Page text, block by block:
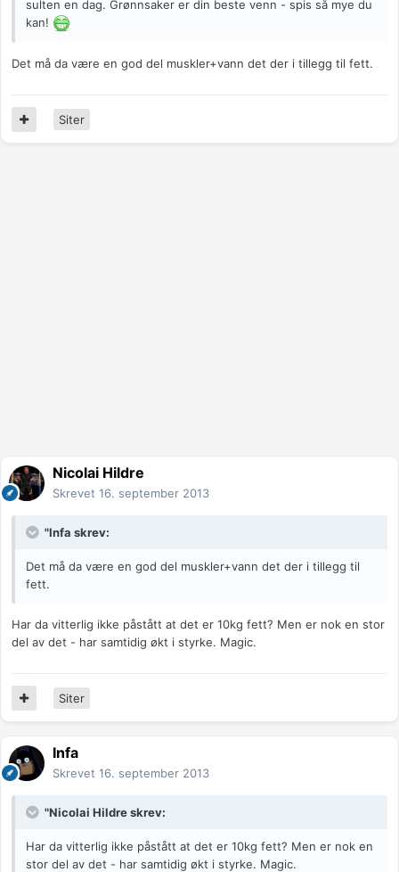
sulten en dag. Grønnsaker er din beste venn - spis så mye du
kan!
Det må da være en god del muskler+vann det der i tillegg til fett.
Siter
Nicolai Hildre
Skrevet 16. september 2013
"Infa skrev:
Det må da være en god del muskler+vann det der i tillegg til
fett.
Har da vitterlig ikke påstått at det er 10kg fett? Men er nok en stor
del av det - har samtidig økt i styrke. Magic.
Siter
Infa
Skrevet 16. september 2013
"Nicolai Hildre skrev:
Har da vitterlig ikke påstått at det er 10kg fett? Men er nok en
stor del av det - har samtidig økt i styrke. Magic.